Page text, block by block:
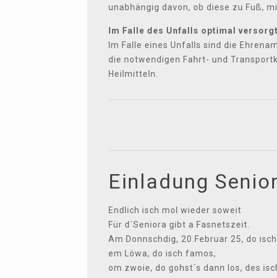
unabhängig davon, ob diese zu Fuß,
Im Falle des Unfalls optimal versorgt
Im Falle eines Unfalls sind die
die notwendigen Fahrt- und
Heilmitteln.
Einladung
Endlich isch mol wieder soweit
Für d´Seniora gibt a Fasnetszeit.
Am Donnschdig, 20.Februar 25, do
em Löwa, do isch famos,
om zwoie, do gohst´s dann los, des